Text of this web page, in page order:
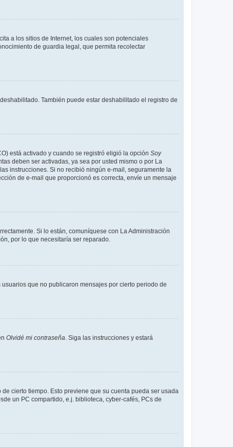
a los sitios de Internet, los cuales son potenciales
de guardia legal, que permita recolectar
También puede estar deshabilitado el registro de
está activado y cuando se registró eligió la opción Soy
deben ser activadas, ya sea por usted mismo o por La
instrucciones. Si no recibió ningún e-mail, seguramente la
de e-mail que proporcionó es correcta, envíe un mensaje
Si lo están, comuníquese con La Administración
por lo que necesitaría ser reparado.
que no publicaron mensajes por cierto periodo de
Olvidé mi contraseña . Siga las instrucciones y estará
cierto tiempo. Esto previene que su cuenta pueda ser usada
un PC compartido, e.j. biblioteca, cyber-cafés, PCs de